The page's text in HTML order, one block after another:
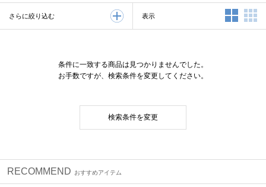
さらに絞り込む 表示 2列表示
条件に一致する商品は見つかりませんでした。
お手数ですが、検索条件を変更してください。
検索条件を変更
RECOMMEND おすすめアイテム